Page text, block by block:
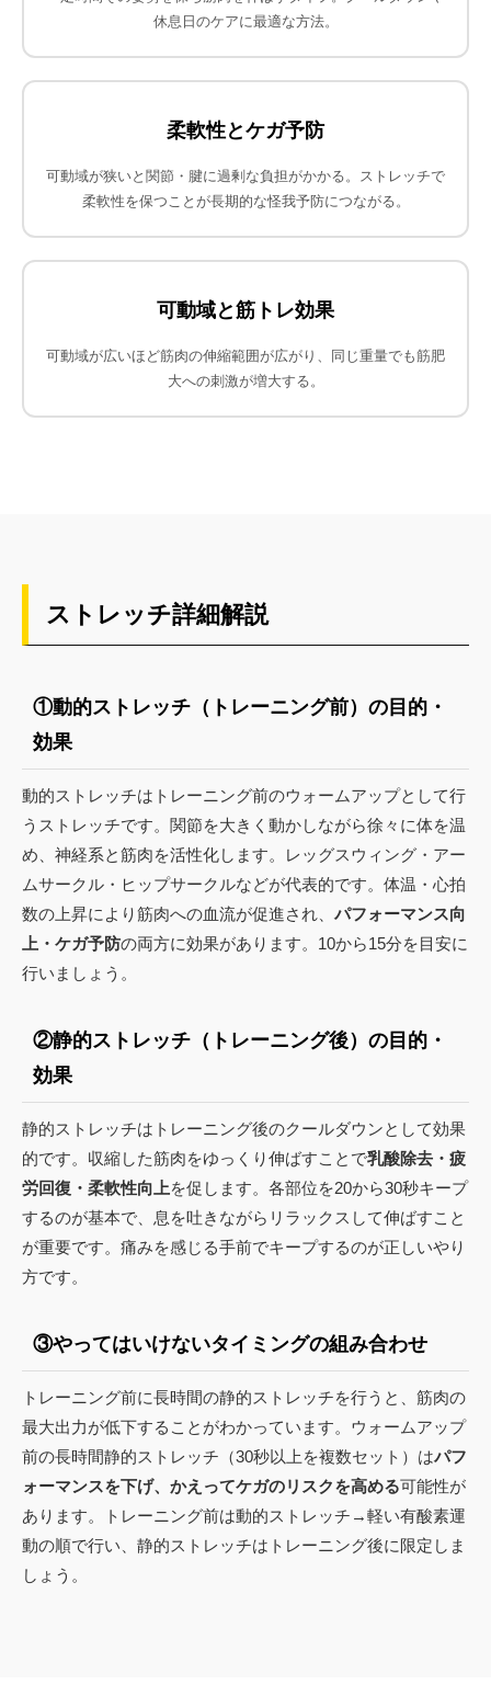
休息日のケアに最適な方法。
柔軟性とケガ予防
可動域が狭いと関節・腱に過剰な負担がかかる。ストレッチで
柔軟性を保つことが長期的な怪我予防につながる。
可動域と筋トレ効果
可動域が広いほど筋肉の伸縮範囲が広がり、同じ重量でも筋肥
大への刺激が増大する。
ストレッチ詳細解説
①動的ストレッチ（トレーニング前）の目的・
効果
動的ストレッチはトレーニング前のウォームアップとして行
うストレッチです。関節を大きく動かしながら徐々に体を温
め、神経系と筋肉を活性化します。レッグスウィング・アー
ムサークル・ヒップサークルなどが代表的です。体温・心拍
数の上昇により筋肉への血流が促進され、 パフォーマンス向
上・ケガ予防の両方に効果があります。10から15分を目安に
行いましょう。
②静的ストレッチ（トレーニング後）の目的・
効果
静的ストレッチはトレーニング後のクールダウンとして効果
的です。収縮した筋肉をゆっくり伸ばすことで乳酸除去・疲
労回復・柔軟性向上を促します。各部位を20から30秒キープ
するのが基本で、息を吐きながらリラックスして伸ばすこと
が重要です。痛みを感じる手前でキープするのが正しいやり
方です。
③やってはいけないタイミングの組み合わせ
トレーニング前に長時間の静的ストレッチを行うと、筋肉の
最大出力が低下することがわかっています。ウォームアップ
前の長時間静的ストレッチ（30秒以上を複数セット）はパフ
ォーマンスを下げ、かえってケガのリスクを高める可能性が
あります。トレーニング前は動的ストレッチ→軽い有酸素運
動の順で行い、静的ストレッチはトレーニング後に限定しま
しょう。